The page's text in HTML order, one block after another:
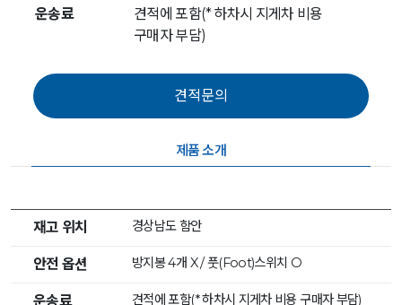
운송료
견적에 포함(* 하차시 지게차 비용
구매자 부담)
제품 소개
재고 위치 경상남도 함안
안전 옵션 방지봉 4개 X / 풋(Foot)스위치 O
운송료 견적에 포함(* 하차시 지게차 비용 구매자 부담)